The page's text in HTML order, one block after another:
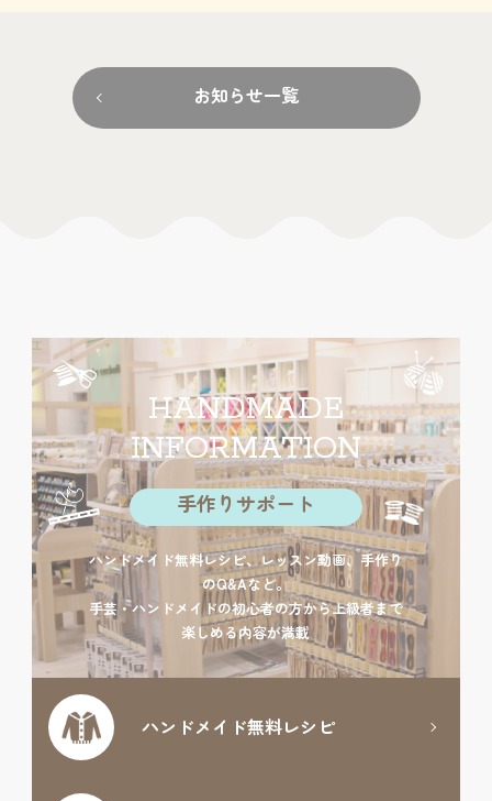
お知らせ一覧
HANDMADE
INFORMATION
手作りサポート
ハンドメイド無料レシピ、レッスン動画、手作り
のQ&Aなど。
手芸・ハンドメイドの初心者の方から上級者まで
楽しめる内容が満載
ハンドメイド無料レシピ